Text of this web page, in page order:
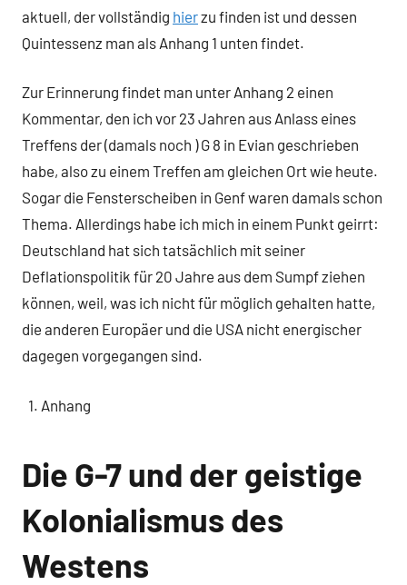
aktuell, der vollständig hierzu finden ist und dessen
Quintessenz man als Anhang 1 unten findet.
Zur Erinnerung findet man unter Anhang 2 einen
Kommentar, den ich vor 23 Jahren aus Anlass eines
Treffens der (damals noch ) G 8 in Evian geschrieben
habe, also zu einem Treffen am gleichen Ort wie heute.
Sogar die Fensterscheiben in Genf waren damals schon
Thema. Allerdings habe ich mich in einem Punkt geirrt:
Deutschland hat sich tatsächlich mit seiner
Deflationspolitik für 20 Jahre aus dem Sumpf ziehen
können, weil, was ich nicht für möglich gehalten hatte,
die anderen Europäer und die USA nicht energischer
dagegen vorgegangen sind.
Anhang
Die G-7 und der geistige
Kolonialismus des
Westens